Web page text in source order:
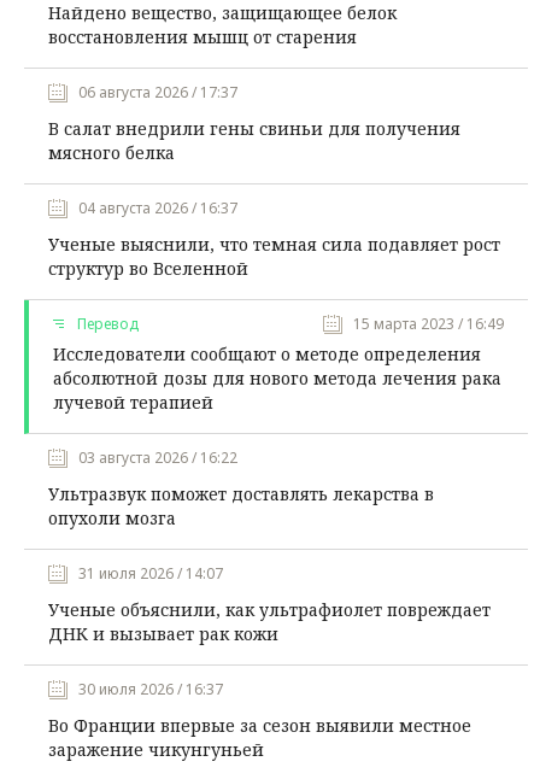
Найдено вещество, защищающее белок
восстановления мышц от старения
06 августа 2026 / 17:37
В салат внедрили гены свиньи для получения
мясного белка
04 августа 2026 / 16:37
Ученые выяснили, что темная сила подавляет рост
структур во Вселенной
Перевод 15 марта 2023 / 16:49
Исследователи сообщают о методе определения
абсолютной дозы для нового метода лечения рака
лучевой терапией
03 августа 2026 / 16:22
Ультразвук поможет доставлять лекарства в
опухоли мозга
31 июля 2026 / 14:07
Ученые объяснили, как ультрафиолет повреждает
ДНК и вызывает рак кожи
30 июля 2026 / 16:37
Во Франции впервые за сезон выявили местное
заражение чикунгуньей